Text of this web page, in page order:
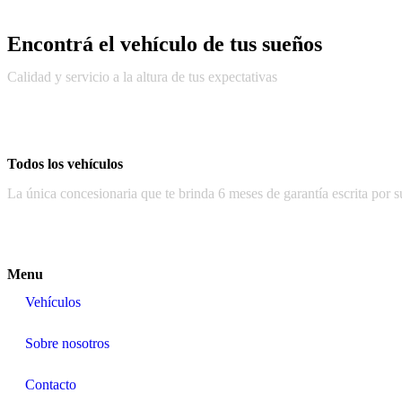
Encontrá el vehículo de tus sueños
Calidad y servicio a la altura de tus expectativas
Todos los vehículos
La única concesionaria que te brinda 6 meses de garantía escrita por
Menu
Vehículos
Sobre nosotros
Contacto